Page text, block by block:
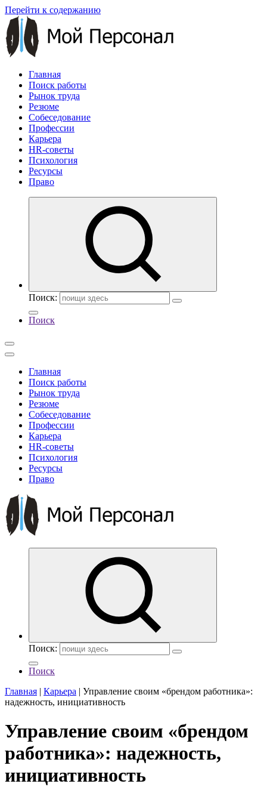
Перейти к содержанию
Главная
Поиск работы
Рынок труда
Резюме
Собеседование
Профессии
Карьера
HR-советы
Психология
Ресурсы
Право
Поиск:
Поиск
Главная
Поиск работы
Рынок труда
Резюме
Собеседование
Профессии
Карьера
HR-советы
Психология
Ресурсы
Право
Поиск:
Поиск
Главная | Карьера | Управление своим «брендом работника»:
надежность, инициативность
Управление своим «брендом
работника»: надежность,
инициативность